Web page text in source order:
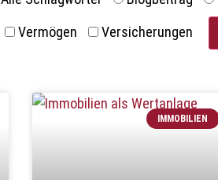
Vermögen Versicherungen
IMMOBILIEN